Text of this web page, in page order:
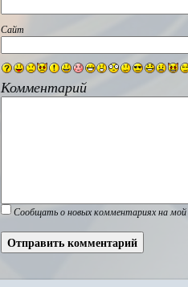
Сайт
Комментарий
Сообщать о новых комментариях на мой